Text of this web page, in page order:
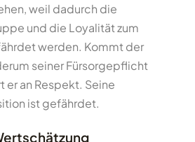
weil dadurch die
und die Loyalität zum
werden. Kommt der
seiner Fürsorgepflicht
er an Respekt. Seine
ist gefährdet.